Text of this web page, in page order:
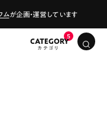
ムが企画・運営しています
CATEGORY